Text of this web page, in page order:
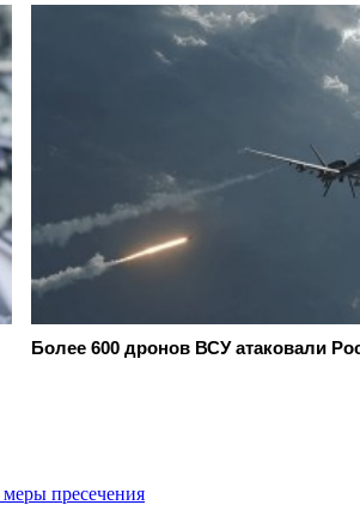
Более 600 дронов ВСУ атаковали
пресечения